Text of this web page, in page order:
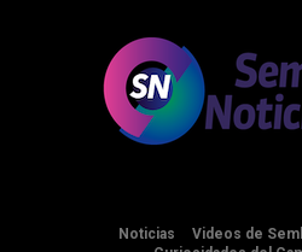
Noticias Videos de